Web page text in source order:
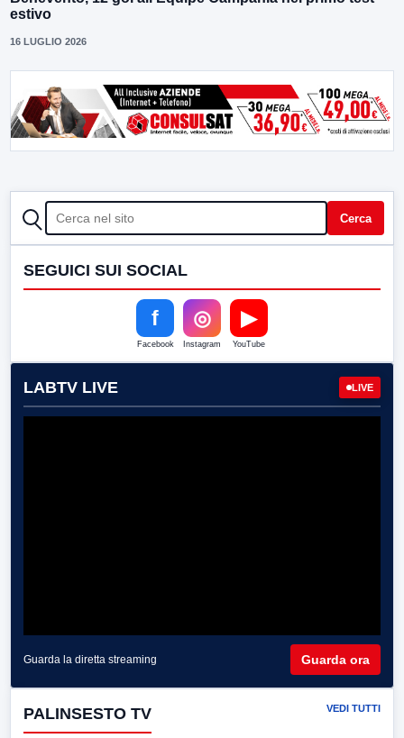
estivo
16 LUGLIO 2026
CERCA Cerca
SEGUICI SUI SOCIAL
f
Facebook
◎
Instagram
▶
YouTube
LABTV LIVE LIVE
Guarda la diretta streaming Guarda ora
PALINSESTO TV VEDI TUTTI